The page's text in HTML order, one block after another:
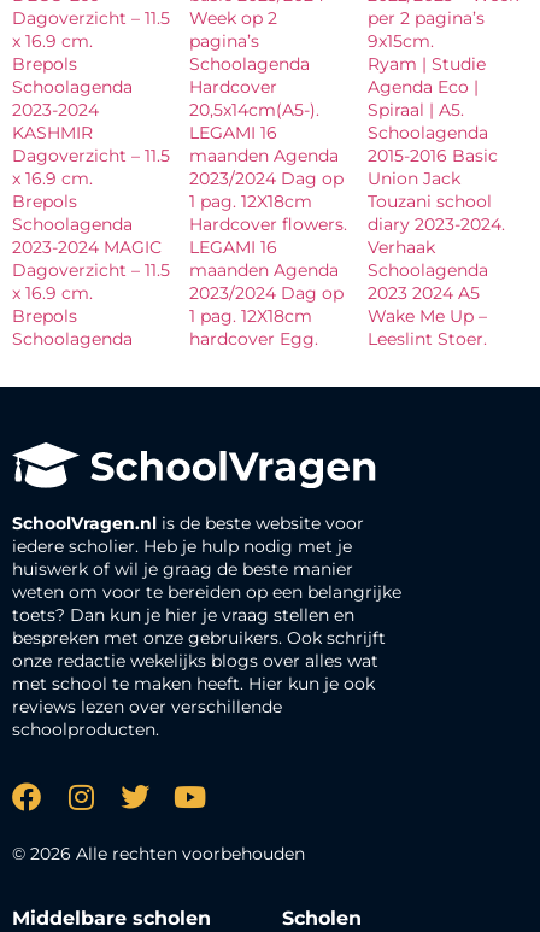
Dagoverzicht – 11.5
x 16.9 cm.
Brepols
Schoolagenda
2023-2024
KASHMIR
Dagoverzicht – 11.5
x 16.9 cm.
Brepols
Schoolagenda
2023-2024 MAGIC
Dagoverzicht – 11.5
x 16.9 cm.
Brepols
Schoolagenda
Week op 2
pagina’s
Schoolagenda
Hardcover
20,5x14cm(A5-).
LEGAMI 16
maanden Agenda
2023/2024 Dag op
1 pag. 12X18cm
Hardcover flowers.
LEGAMI 16
maanden Agenda
2023/2024 Dag op
1 pag. 12X18cm
hardcover Egg.
per 2 pagina’s
9x15cm.
Ryam | Studie
Agenda Eco |
Spiraal | A5.
Schoolagenda
2015-2016 Basic
Union Jack
Touzani school
diary 2023-2024.
Verhaak
Schoolagenda
2023 2024 A5
Wake Me Up –
Leeslint Stoer.
SchoolVragen.nl is de beste website voor
iedere scholier. Heb je hulp nodig met je
huiswerk of wil je graag de beste manier
weten om voor te bereiden op een belangrijke
toets? Dan kun je hier je vraag stellen en
bespreken met onze gebruikers. Ook schrijft
onze redactie wekelijks blogs over alles wat
met school te maken heeft. Hier kun je ook
reviews lezen over verschillende
schoolproducten.
© 2026 Alle rechten voorbehouden
Middelbare scholen Scholen